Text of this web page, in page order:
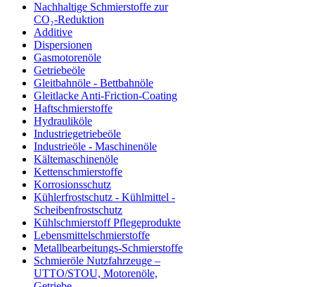
Nachhaltige Schmierstoffe zur
CO₂-Reduktion
Additive
Dispersionen
Gasmotorenöle
Getriebeöle
Gleitbahnöle - Bettbahnöle
Gleitlacke Anti-Friction-Coating
Haftschmierstoffe
Hydrauliköle
Industriegetriebeöle
Industrieöle - Maschinenöle
Kältemaschinenöle
Kettenschmierstoffe
Korrosionsschutz
Kühlerfrostschutz - Kühlmittel -
Scheibenfrostschutz
Kühlschmierstoff Pflegeprodukte
Lebensmittelschmierstoffe
Metallbearbeitungs-Schmierstoffe
Schmieröle Nutzfahrzeuge –
UTTO/STOU, Motorenöle,